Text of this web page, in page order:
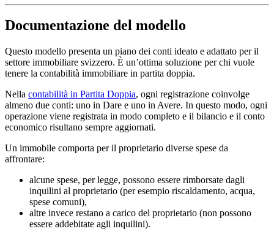
Documentazione del modello
Questo modello presenta un piano dei conti ideato e adattato per il
settore immobiliare svizzero. È un’ottima soluzione per chi vuole
tenere la contabilità immobiliare in partita doppia.
Nella contabilità in Partita Doppia, ogni registrazione coinvolge
almeno due conti: uno in Dare e uno in Avere. In questo modo, ogni
operazione viene registrata in modo completo e il bilancio e il conto
economico risultano sempre aggiornati.
Un immobile comporta per il proprietario diverse spese da
affrontare:
alcune spese, per legge, possono essere rimborsate dagli
inquilini al proprietario (per esempio riscaldamento, acqua,
spese comuni),
altre invece restano a carico del proprietario (non possono
essere addebitate agli inquilini).